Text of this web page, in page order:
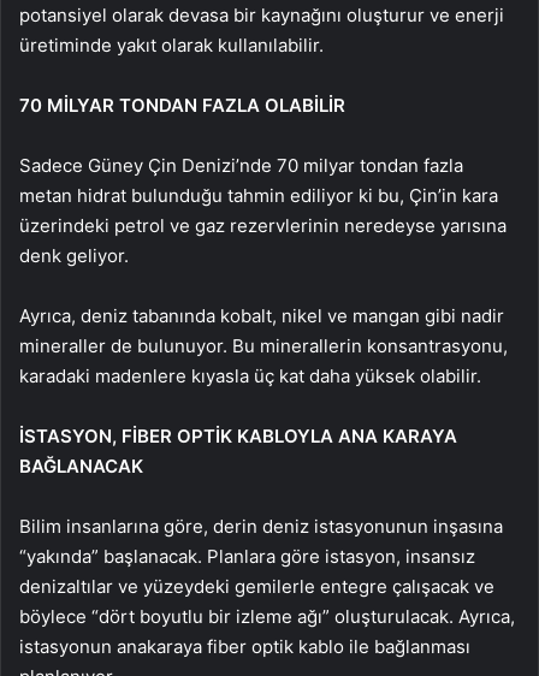
potansiyel olarak devasa bir kaynağını oluşturur ve enerji
üretiminde yakıt olarak kullanılabilir.
70 MİLYAR TONDAN FAZLA OLABİLİR
Sadece Güney Çin Denizi’nde 70 milyar tondan fazla
metan hidrat bulunduğu tahmin ediliyor ki bu, Çin’in kara
üzerindeki petrol ve gaz rezervlerinin neredeyse yarısına
denk geliyor.
Ayrıca, deniz tabanında kobalt, nikel ve mangan gibi nadir
mineraller de bulunuyor. Bu minerallerin konsantrasyonu,
karadaki madenlere kıyasla üç kat daha yüksek olabilir.
İSTASYON, FİBER OPTİK KABLOYLA ANA KARAYA
BAĞLANACAK
Bilim insanlarına göre, derin deniz istasyonunun inşasına
“yakında” başlanacak. Planlara göre istasyon, insansız
denizaltılar ve yüzeydeki gemilerle entegre çalışacak ve
böylece “dört boyutlu bir izleme ağı” oluşturulacak. Ayrıca,
istasyonun anakaraya fiber optik kablo ile bağlanması